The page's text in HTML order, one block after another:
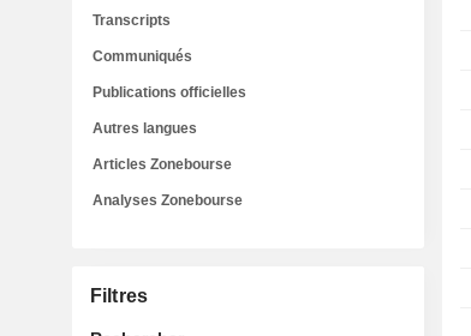
Transcripts
Communiqués
Publications officielles
Autres langues
Articles Zonebourse
Analyses Zonebourse
Filtres